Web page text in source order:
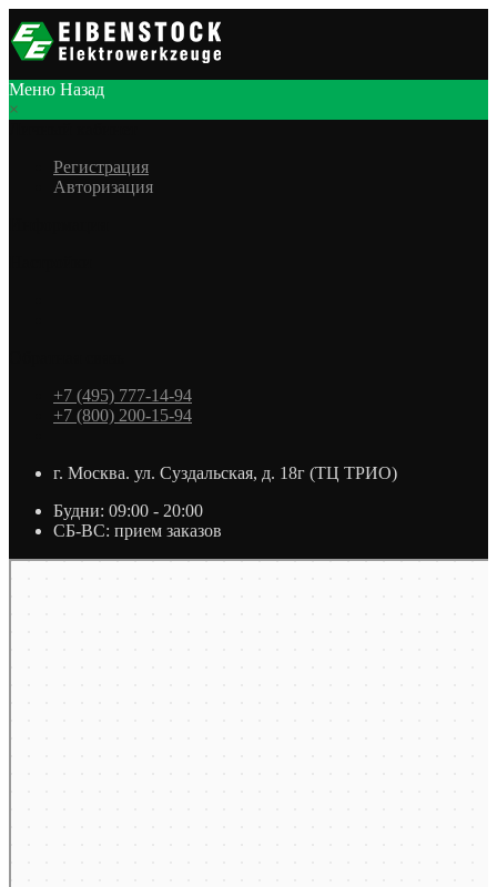
Меню Назад
×
Регистрация
Авторизация
+7 (495) 777-14-94
+7 (800) 200-15-94
г. Москва. ул. Суздальская, д. 18г (ТЦ ТРИО)
Будни: 09:00 - 20:00
СБ-ВС: прием заказов